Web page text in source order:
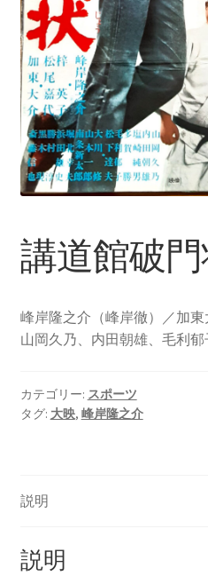
講道館破
峰岸隆之介（峰岸徹）／加東
山岡久乃、内田朝雄、毛利
カテゴリー: スポーツ
タグ: 大映, 峰岸隆之介
説明
説明